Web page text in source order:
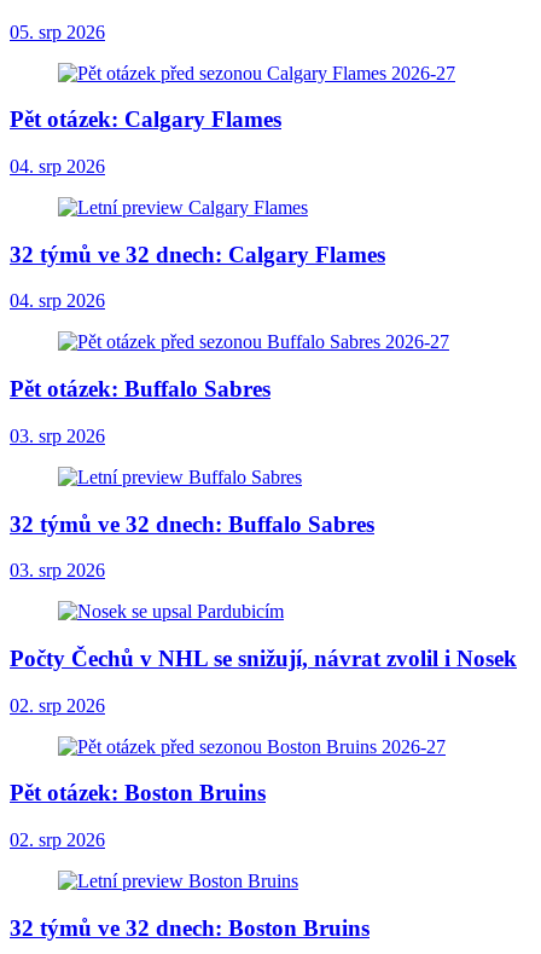
05. srp 2026
Pět otázek: Calgary Flames
04. srp 2026
32 týmů ve 32 dnech: Calgary Flames
04. srp 2026
Pět otázek: Buffalo Sabres
03. srp 2026
32 týmů ve 32 dnech: Buffalo Sabres
03. srp 2026
Počty Čechů v NHL se snižují, návrat zvolil i Nosek
02. srp 2026
Pět otázek: Boston Bruins
02. srp 2026
32 týmů ve 32 dnech: Boston Bruins